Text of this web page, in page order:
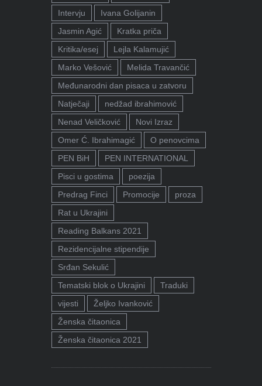
Intervju
Ivana Golijanin
Jasmin Agić
Kratka priča
Kritika/esej
Lejla Kalamujić
Marko Vešović
Melida Travančić
Međunarodni dan pisaca u zatvoru
Natječaji
nedžad ibrahimović
Nenad Veličković
Novi Izraz
Omer Ć. Ibrahimagić
O penovcima
PEN BiH
PEN INTERNATIONAL
Pisci u gostima
poezija
Predrag Finci
Promocije
proza
Rat u Ukrajini
Reading Balkans 2021
Rezidencijalne stipendije
Srđan Sekulić
Tematski blok o Ukrajini
Traduki
vijesti
Željko Ivanković
Ženska čitaonica
Ženska čitaonica 2021